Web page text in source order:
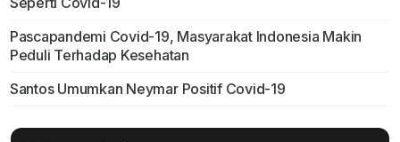
Pascapandemi Covid-19, Masyarakat Indonesia Makin
Peduli Terhadap Kesehatan
Santos Umumkan Neymar Positif Covid-19